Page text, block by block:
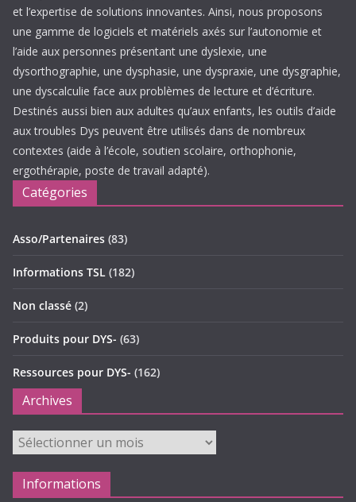
et l’expertise de solutions innovantes. Ainsi, nous proposons
une gamme de logiciels et matériels axés sur l’autonomie et
l’aide aux personnes présentant une dyslexie, une
dysorthographie, une dysphasie, une dyspraxie, une dysgraphie,
une dyscalculie face aux problèmes de lecture et d’écriture.
Destinés aussi bien aux adultes qu’aux enfants, les outils d’aide
aux troubles Dys peuvent être utilisés dans de nombreux
contextes (aide à l’école, soutien scolaire, orthophonie,
ergothérapie, poste de travail adapté).
Catégories
Asso/Partenaires (83)
Informations TSL (182)
Non classé (2)
Produits pour DYS- (63)
Ressources pour DYS- (162)
Archives
Archives
Informations